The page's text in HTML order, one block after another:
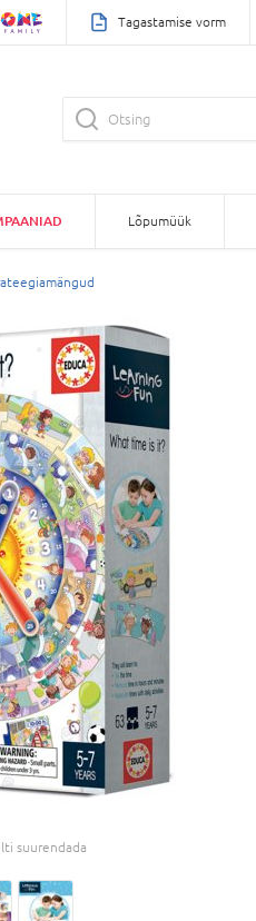
Tagastamise vorm
Lõpumüük
suurendada